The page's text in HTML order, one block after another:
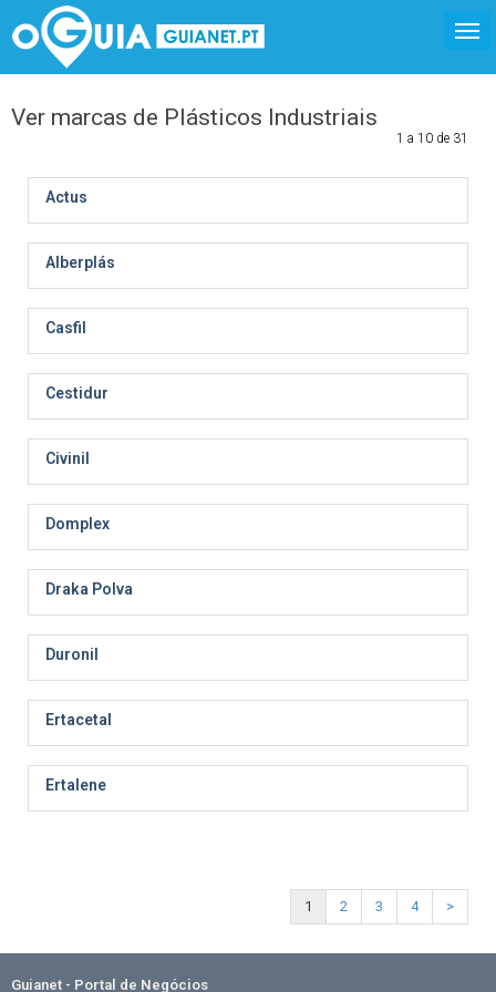
Ver marcas de Plásticos Industriais
1 a 10 de 31
Actus
Alberplás
Casfil
Cestidur
Civinil
Domplex
Draka Polva
Duronil
Ertacetal
Ertalene
1 2 3 4 >
Guianet - Portal de Negócios